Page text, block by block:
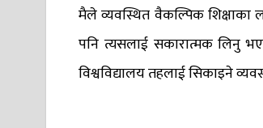
मैले व्यवस्थित वैकल्पिक शिक्षाका
पनि त्यसलाई सकारात्मक लिनु
विश्वविद्यालय तहलाई सिकाइने